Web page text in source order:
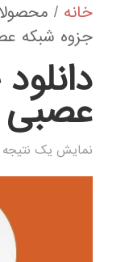
خانه /
جزوه شبکه
عصبی
نمایش یک نتیجه